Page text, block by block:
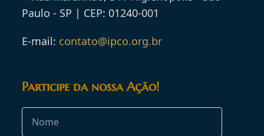
Paulo - SP | CEP: 01240-001
E-mail: contato@ipco.org.br
Participe da nossa Ação!